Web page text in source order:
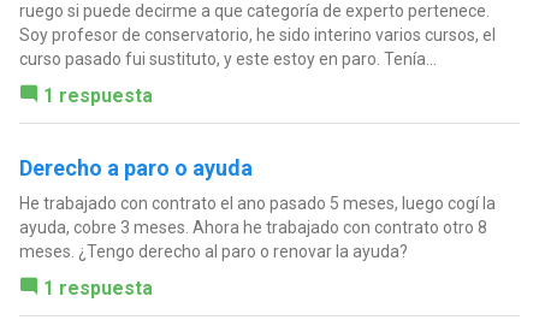
ruego si puede decirme a que categoría de experto pertenece.
Soy profesor de conservatorio, he sido interino varios cursos, el
curso pasado fui sustituto, y este estoy en paro. Tenía...
1 respuesta
Derecho a paro o ayuda
He trabajado con contrato el ano pasado 5 meses, luego cogí la
ayuda, cobre 3 meses. Ahora he trabajado con contrato otro 8
meses. ¿Tengo derecho al paro o renovar la ayuda?
1 respuesta